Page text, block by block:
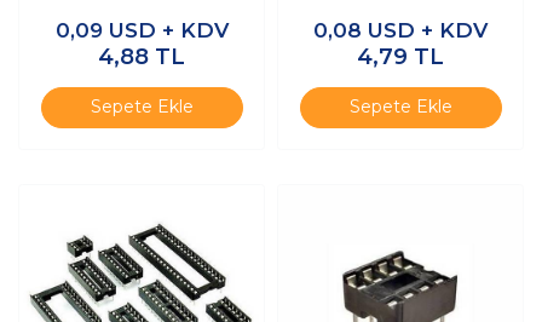
0,09 USD + KDV
4,88 TL
Sepete Ekle
0,08 USD + KDV
4,79 TL
Sepete Ekle